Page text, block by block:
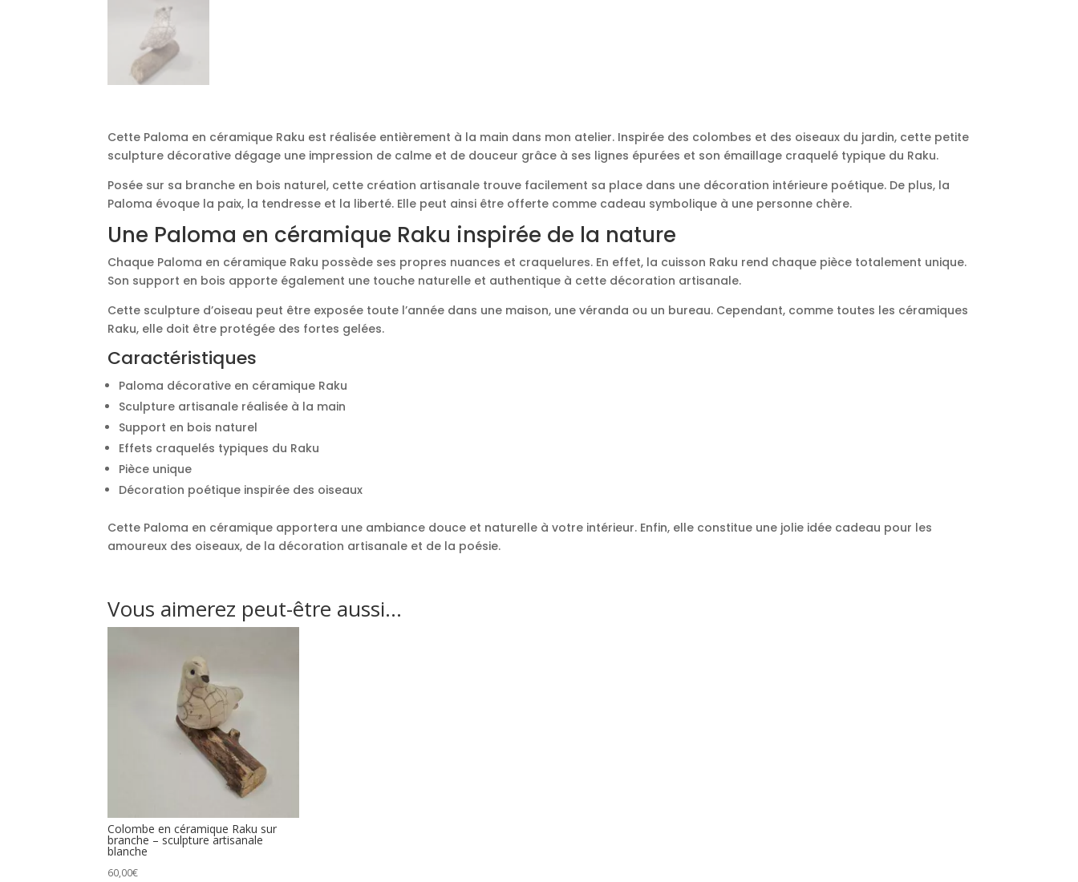
Cette Paloma en céramique Raku est réalisée entièrement à la main dans mon atelier. Inspirée des colombes et des oiseaux du jardin, cette petite
sculpture décorative dégage une impression de calme et de douceur grâce à ses lignes épurées et son émaillage craquelé typique du Raku.
Posée sur sa branche en bois naturel, cette création artisanale trouve facilement sa place dans une décoration intérieure poétique. De plus, la
Paloma évoque la paix, la tendresse et la liberté. Elle peut ainsi être offerte comme cadeau symbolique à une personne chère.
Une Paloma en céramique Raku inspirée de la nature
Chaque Paloma en céramique Raku possède ses propres nuances et craquelures. En effet, la cuisson Raku rend chaque pièce totalement unique.
Son support en bois apporte également une touche naturelle et authentique à cette décoration artisanale.
Cette sculpture d’oiseau peut être exposée toute l’année dans une maison, une véranda ou un bureau. Cependant, comme toutes les céramiques
Raku, elle doit être protégée des fortes gelées.
Caractéristiques
Paloma décorative en céramique Raku
Sculpture artisanale réalisée à la main
Support en bois naturel
Effets craquelés typiques du Raku
Pièce unique
Décoration poétique inspirée des oiseaux
Cette Paloma en céramique apportera une ambiance douce et naturelle à votre intérieur. Enfin, elle constitue une jolie idée cadeau pour les
amoureux des oiseaux, de la décoration artisanale et de la poésie.
Vous aimerez peut-être aussi…
Colombe en céramique Raku sur
branche – sculpture artisanale
blanche
60,00€